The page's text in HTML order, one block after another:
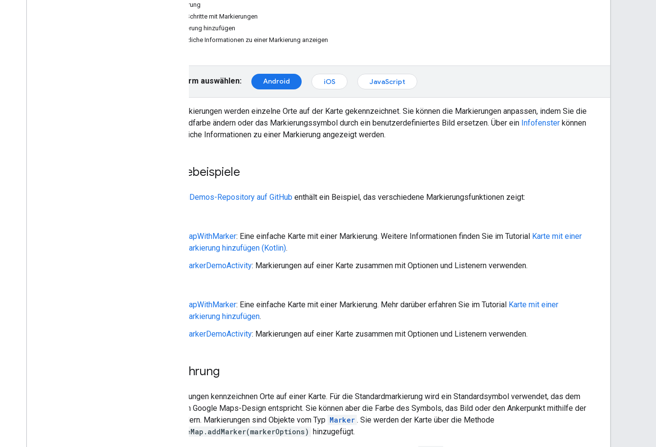
Einführung
Erste Schritte mit Markierungen
Markierung hinzufügen
Zusätzliche Informationen zu einer Markierung anzeigen
Plattform auswählen: Android iOS JavaScript
Mit Markierungen werden einzelne Orte auf der Karte gekennzeichnet. Sie können die Markierungen anpassen, indem Sie die
Standardfarbe ändern oder das Markierungssymbol durch ein benutzerdefiniertes Bild ersetzen. Über ein Infofenster können
zusätzliche Informationen zu einer Markierung angezeigt werden.
Codebeispiele
ApiDemos-Repository auf GitHub enthält ein Beispiel, das verschiedene Markierungsfunktionen zeigt:
MapWithMarker: Eine einfache Karte mit einer Markierung. Weitere Informationen finden Sie im Tutorial Karte mit einer
Markierung hinzufügen (Kotlin).
MarkerDemoActivity: Markierungen auf einer Karte zusammen mit Optionen und Listenern verwenden.
MapWithMarker: Eine einfache Karte mit einer Markierung. Mehr darüber erfahren Sie im Tutorial Karte mit einer
Markierung hinzufügen.
MarkerDemoActivity: Markierungen auf einer Karte zusammen mit Optionen und Listenern verwenden.
Einführung
Markierungen kennzeichnen Orte auf einer Karte. Für die Standardmarkierung wird ein Standardsymbol verwendet, das dem
üblichen Google Maps-Design entspricht. Sie können aber die Farbe des Symbols, das Bild oder den Ankerpunkt mithilfe der
API ändern. Markierungen sind Objekte vom Typ Marker . Sie werden der Karte über die Methode
GoogleMap.addMarker(markerOptions) hinzugefügt.